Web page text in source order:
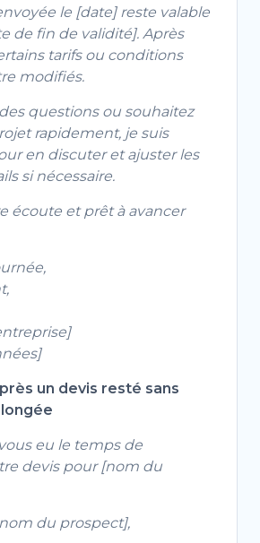
le [date] reste valable
de fin de validité]. Après
tarifs ou conditions
modifiés.
questions ou souhaitez
rapidement, je suis
en discuter et ajuster les
si nécessaire.
écoute et prêt à avancer
un devis resté sans
eu le temps de
devis pour [nom du
du prospect],